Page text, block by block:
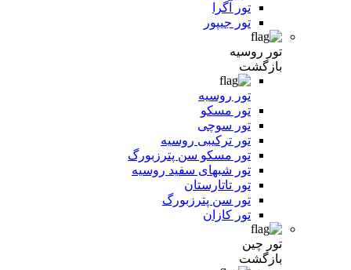
تور آگرا
تور جیپور
تور روسیه
بازگشت
تور روسیه
تور مسکو
تور سوچی
تور ترکیبی روسیه
تور مسکو سن پترزبورگ
تور شبهای سفید روسیه
تور تاتارستان
تور سن پترزبورگ
تور کازان
تور چین
بازگشت